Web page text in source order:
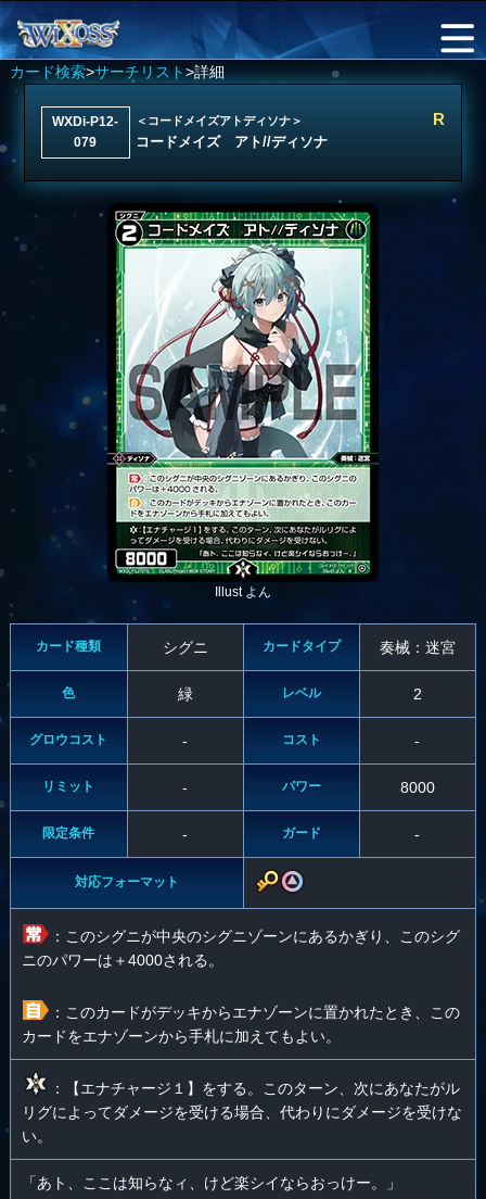
カード検索>サーチリスト>詳細
WXDi-P12-
079
＜コードメイズアトディソナ＞
コードメイズ アト//ディソナ
R
Illust よん
カード種類 シグニ カードタイプ 奏械：迷宮
色 緑 レベル 2
グロウコスト - コスト -
リミット - パワー 8000
限定条件 - ガード -
対応フォーマット
：このシグニが中央のシグニゾーンにあるかぎり、このシグ
ニのパワーは＋4000される。
：このカードがデッキからエナゾーンに置かれたとき、この
カードをエナゾーンから手札に加えてもよい。
：【エナチャージ１】をする。このターン、次にあなたがル
リグによってダメージを受ける場合、代わりにダメージを受けな
い。
「あト、ここは知らなィ、けど楽シイならおっけー。」